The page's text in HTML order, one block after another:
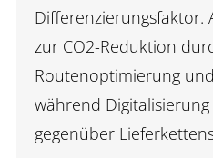
Differenzierungsfaktor.
zur CO2-Reduktion
Routenoptimierung
während
gegenüber